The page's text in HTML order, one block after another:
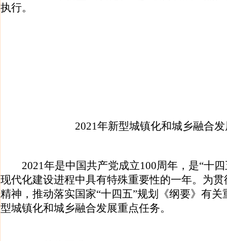
执行。
2021年新型城镇化和城乡融合
2021年是中国共产党成立100周年，是“十四
现代化建设进程中具有特殊重要性的一年。为
精神，推动落实国家“十四五”规划《纲要》有
型城镇化和城乡融合发展重点任务。